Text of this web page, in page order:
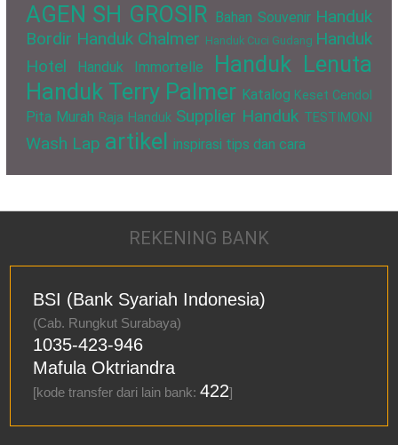
AGEN SH GROSIR Bahan Souvenir Handuk
Bordir Handuk Chalmer Handuk Cuci Gudang Handuk
Hotel
Handuk Immortelle
Handuk Lenuta
Handuk Terry Palmer Katalog Keset Cendol
Pita Murah Raja Handuk Supplier Handuk TESTIMONI
Wash Lap artikel inspirasi tips dan cara
REKENING BANK
BSI (Bank Syariah Indonesia)
(Cab. Rungkut Surabaya)
1035-423-946
Mafula Oktriandra
[kode transfer dari lain bank:422]